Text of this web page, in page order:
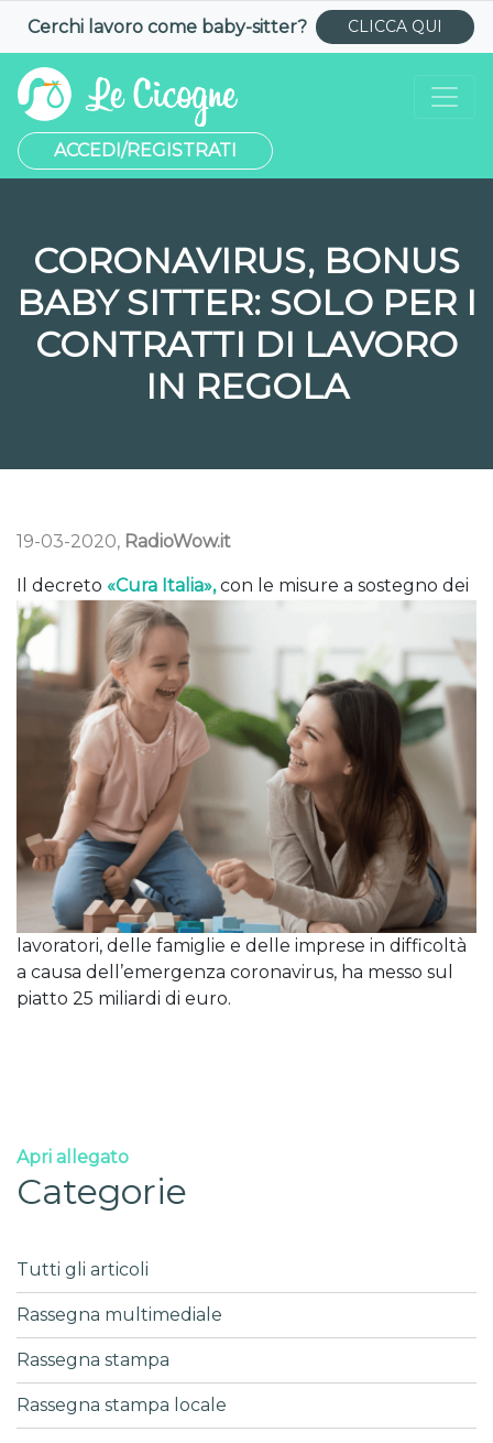
Cerchi lavoro come baby-sitter? CLICCA QUI
ACCEDI/REGISTRATI
CORONAVIRUS, BONUS
BABY SITTER: SOLO PER I
CONTRATTI DI LAVORO
IN REGOLA
19-03-2020, RadioWow.it
Il decreto «Cura Italia»,con le misure a sostegno dei
lavoratori, delle famiglie e delle imprese in difficoltà
a causa dell’emergenza coronavirus, ha messo sul
piatto 25 miliardi di euro.
Apri allegato
Categorie
Tutti gli articoli
Rassegna multimediale
Rassegna stampa
Rassegna stampa locale